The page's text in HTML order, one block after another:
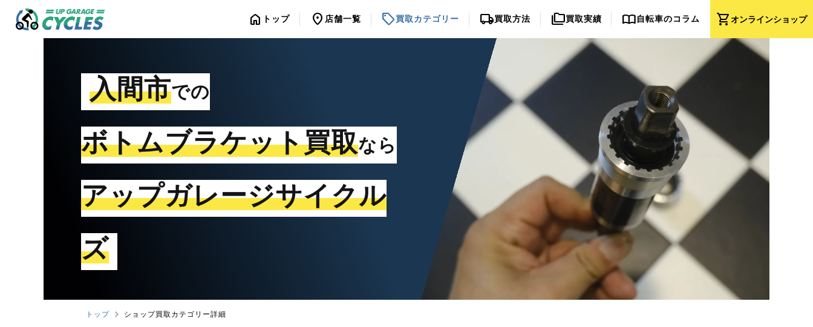
shopping_cartオンラインショップ
home トップ location_on 店舗一覧 sell買取カテゴリー local_shipping買取方法 folder_copy買取実績 import_contacts自転車のコラム
入間市での
ボトムブラケット買取なら
アップガレージサイクル
ズ
トップ ショップ買取カテゴリー詳細